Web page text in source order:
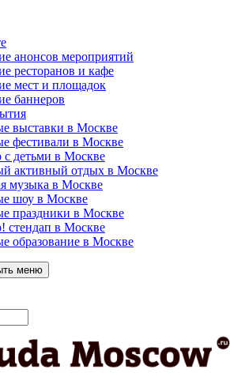
анонсов мероприятий
ресторанов и кафе
мест и площадок
баннеров
выставки в Москве
фестивали в Москве
с детьми в Москве
активный отдых в Москве
музыка в Москве
шоу в Москве
праздники в Москве
стендап в Москве
образование в Москве
меню